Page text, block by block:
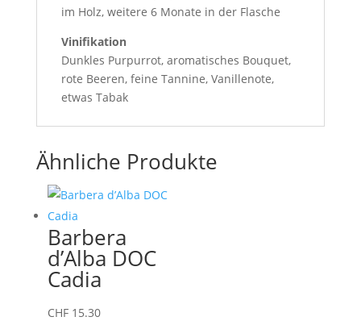
im Holz, weitere 6 Monate in der Flasche
Vinifikation
Dunkles Purpurrot, aromatisches Bouquet,
rote Beeren, feine Tannine, Vanillenote,
etwas Tabak
Ähnliche Produkte
Barbera
d’Alba DOC
Cadia
CHF15.30